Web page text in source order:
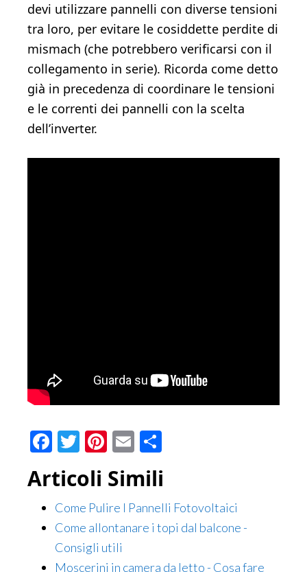
devi utilizzare pannelli con diverse tensioni
tra loro, per evitare le cosiddette perdite di
mismach (che potrebbero verificarsi con il
collegamento in serie). Ricorda come detto
già in precedenza di coordinare le tensioni
e le correnti dei pannelli con la scelta
dell’inverter.
Facebook
Twitter
Pinterest
Email
Articoli Simili
Come Pulire I Pannelli Fotovoltaici
Come allontanare i topi dal balcone -
Consigli utili
Moscerini in camera da letto - Cosa fare